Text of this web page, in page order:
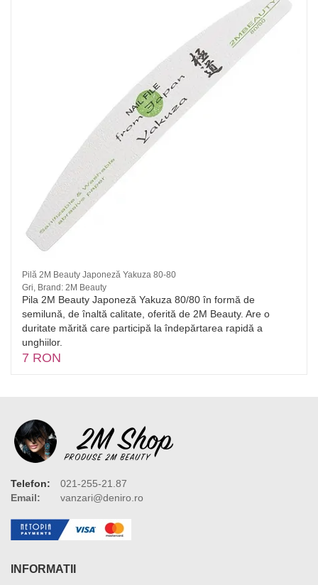
Pilă 2M Beauty Japoneză Yakuza 80-80
Gri, Brand: 2M Beauty
Pila 2M Beauty Japoneză Yakuza 80/80 în formă de
semilună, de înaltă calitate, oferită de 2M Beauty. Are o
duritate mărită care participă la îndepărtarea rapidă a
unghiilor.
7 RON
Telefon:
021-255-21.87
Email:
vanzari@deniro.ro
INFORMATII